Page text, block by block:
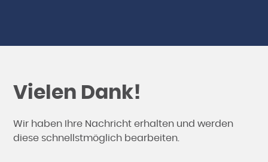
Vielen Dank!
Wir haben Ihre Nachricht erhalten und werden
diese schnellstmöglich bearbeiten.